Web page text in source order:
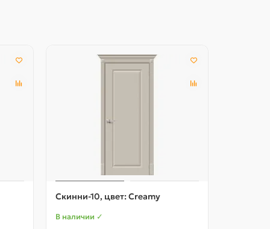
Скинни-10, цвет: Creamy
В наличии ✓